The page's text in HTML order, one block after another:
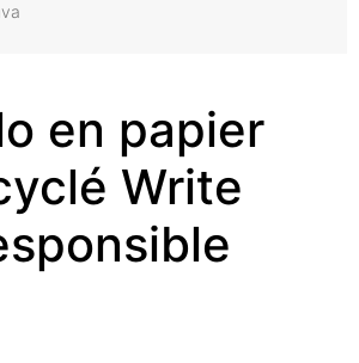
en papier
Write